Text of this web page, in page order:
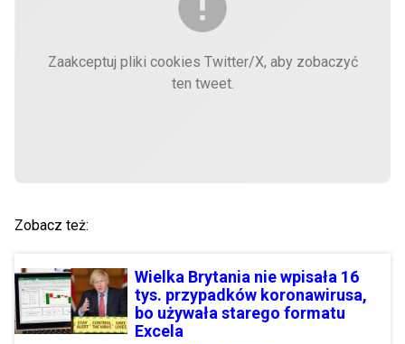
Zaakceptuj pliki cookies Twitter/X, aby zobaczyć
ten tweet.
Zobacz też:
Wielka Brytania nie wpisała 16
tys. przypadków koronawirusa,
bo używała starego formatu
Excela